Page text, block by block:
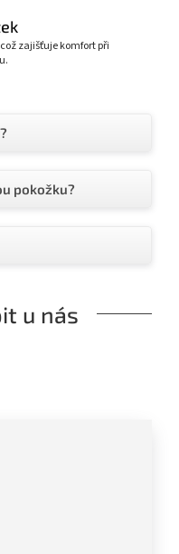
zajišťuje komfort při
pokožku?
u nás